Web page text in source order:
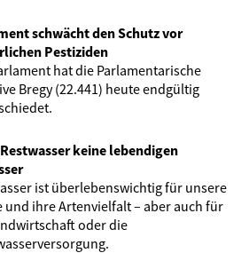
schwächt den Schutz vor
Pestiziden
hat die Parlamentarische
Bregy (22.441) heute endgültig
keine lebendigen
ist überlebenswichtig für unsere
und ihre Artenvielfalt – aber auch für
oder die